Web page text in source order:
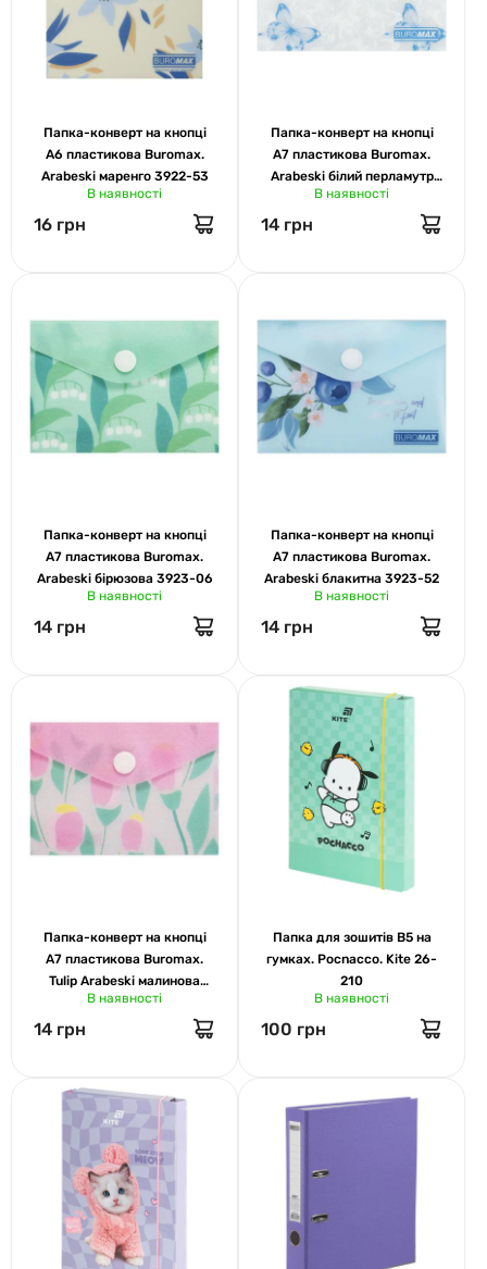
Папка-конверт на кнопці
А6 пластикова Buromax.
Arabeski маренго 3922-53
В наявності
16 грн
Папка-конверт на кнопці
А7 пластикова Buromax.
Arabeski білий перламутр
3923-31
В наявності
14 грн
Папка-конверт на кнопці
А7 пластикова Buromax.
Arabeski бірюзова 3923-06
В наявності
14 грн
Папка-конверт на кнопці
А7 пластикова Buromax.
Arabeski блакитна 3923-52
В наявності
14 грн
Папка-конверт на кнопці
А7 пластикова Buromax.
Tulip Arabeski малинова
3923-29
В наявності
14 грн
Папка для зошитів В5 на
гумках. Pocnacco. Kite 26-
210
В наявності
100 грн